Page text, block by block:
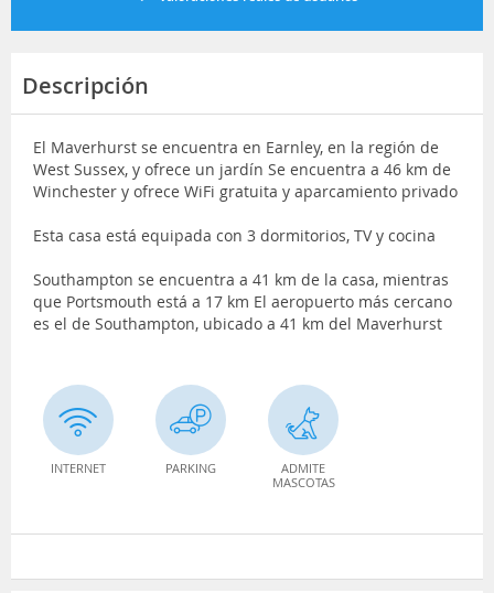
Descripción
El Maverhurst se encuentra en Earnley, en la región de
West Sussex, y ofrece un jardín Se encuentra a 46 km de
Winchester y ofrece WiFi gratuita y aparcamiento privado
Esta casa está equipada con 3 dormitorios, TV y cocina
Southampton se encuentra a 41 km de la casa, mientras
que Portsmouth está a 17 km El aeropuerto más cercano
es el de Southampton, ubicado a 41 km del Maverhurst
INTERNET PARKING
ADMITE
MASCOTAS